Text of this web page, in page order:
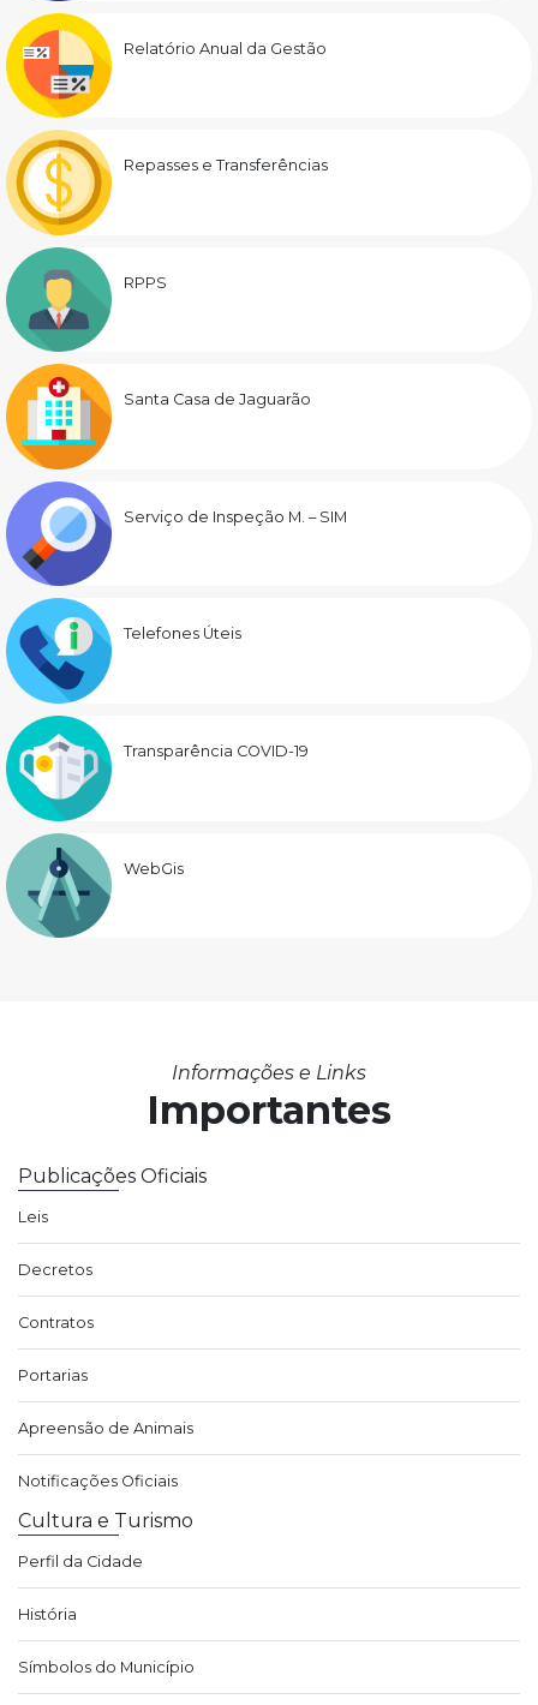
Relatório Anual da Gestão
Repasses e Transferências
RPPS
Santa Casa de Jaguarão
Serviço de Inspeção M. – SIM
Telefones Úteis
Transparência COVID-19
WebGis
Informações e Links
Importantes
Publicações Oficiais
Leis
Decretos
Contratos
Portarias
Apreensão de Animais
Notificações Oficiais
Cultura e Turismo
Perfil da Cidade
História
Símbolos do Município